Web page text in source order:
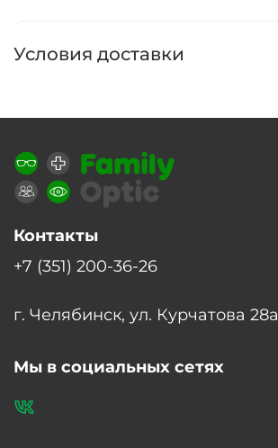
Условия доставки
Контакты
+7 (351) 200-36-26
г. Челябинск, ул. Курчатова 28а
Мы в социальных сетях